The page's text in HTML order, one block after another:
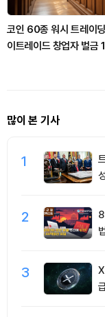
코인 60종 워시 트레이
이트레이드 창업자 벌금
많이 본 기사
1
2
3